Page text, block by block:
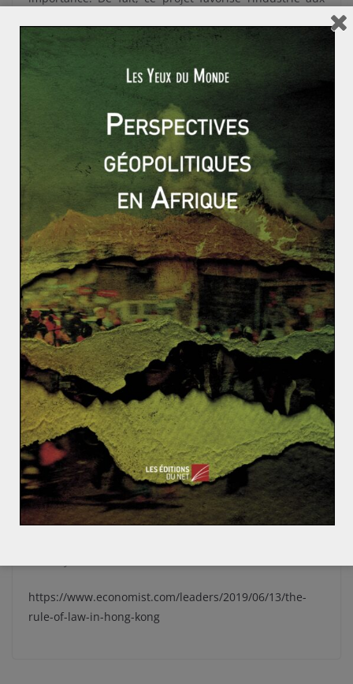
Chine. Les événements récents, qui mettent en exergue
une expérimentation du
nuisance) chinois, pourraient cependant redonner à
Hong Kong son rôle d’élaboration d’idées pour l’avenir
chinois. Pékin a récemment renommé la région du
Delta de la rivière des perles « région de la grande baie
de Guangdong-Hong Kong-Macao ». Cela traduit la
volonté d’intégrer Hong-Kong à l’ensemble de la région
et, plus largement, à la Chine. Si l’absorption
économique semble inévitable, la montée en puissance
d’une jeunesse pro-démocratie en politique, met à mal
les tentatives autoritaires chinoises. Joshua Wong,
icône desmanifestations des parapluiesde 2014, en
est un instigateur principal. Néanmoins, comme
l’affirme Philippe Le Corre, « la population de Hong
Kong a gagné une bataille, elle sait qu’il lui sera difficile
de gagner la guerre ».
Sources
https://www.lemonde.fr/idees/article/2019/06/17/la-
population-de-hongkong-a-gagne-une-bataille-elle-sait-
qu-il-lui-sera-difficile-de-gagner-la-
guerre_5477424_3232.html
https://www.franceculture.fr/emissions/les-enjeux-
https://www.economist.com/leaders/2019/06/13/the-
rule-of-law-in-hong-kong